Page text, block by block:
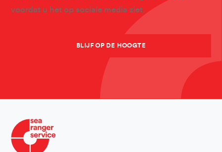
voordat u het op sociale media ziet.
BLIJF OP DE HOOGTE